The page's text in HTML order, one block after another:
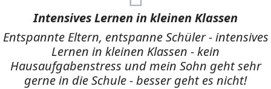
Intensives Lernen in kleinen Klassen
Entspannte Eltern, entspanne Schüler - intensives
Lernen in kleinen Klassen - kein
Hausaufgabenstress und mein Sohn geht sehr
gerne in die Schule - besser geht es nicht!